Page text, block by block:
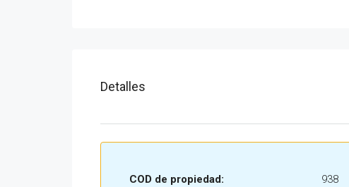
Detalles
COD de propiedad: 938